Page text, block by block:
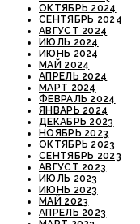
ОКТЯБРЬ 2024
СЕНТЯБРЬ 2024
АВГУСТ 2024
ИЮЛЬ 2024
ИЮНЬ 2024
МАЙ 2024
АПРЕЛЬ 2024
МАРТ 2024
ФЕВРАЛЬ 2024
ЯНВАРЬ 2024
ДЕКАБРЬ 2023
НОЯБРЬ 2023
ОКТЯБРЬ 2023
СЕНТЯБРЬ 2023
АВГУСТ 2023
ИЮЛЬ 2023
ИЮНЬ 2023
МАЙ 2023
АПРЕЛЬ 2023